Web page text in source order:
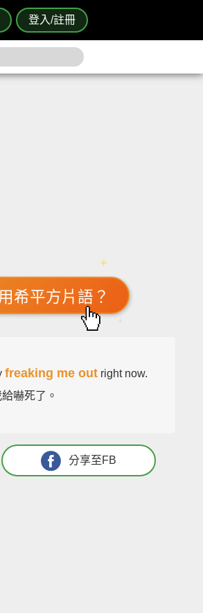
登入/註冊
希平方片語？
freaking me out right now.
嚇死了。
分享至FB